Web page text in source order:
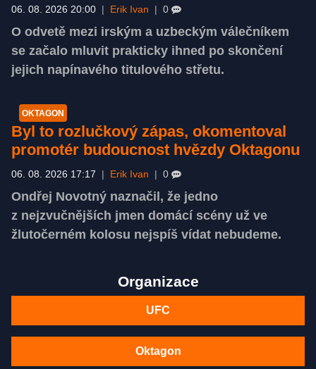
06. 08. 2026 20:00 | Erik Ivan | 0
O odvetě mezi irským a uzbeckým válečníkem
se začalo mluvit prakticky ihned po skončení
jejich napínavého titulového střetu.
OKTAGON
Byl to rozlučkový zápas, okomentoval
promotér budoucnost hvězdy Oktagonu
06. 08. 2026 17:17 | Erik Ivan | 0
Ondřej Novotný naznačil, že jedno
z nejzvučnějších jmen domácí scény už ve
žlutočerném kolosu nejspíš vídat nebudeme.
Organizace
UFC
Oktagon